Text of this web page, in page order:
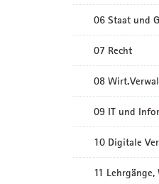
06 Staat und
07 Recht
08
09 IT und
10 Digitale
11